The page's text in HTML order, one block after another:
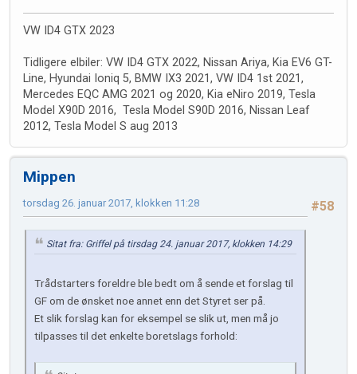
VW ID4 GTX 2023
Tidligere elbiler: VW ID4 GTX 2022, Nissan Ariya, Kia EV6 GT-
Line, Hyundai Ioniq 5, BMW IX3 2021, VW ID4 1st 2021,
Mercedes EQC AMG 2021 og 2020, Kia eNiro 2019, Tesla
Model X90D 2016, Tesla Model S90D 2016, Nissan Leaf
2012, Tesla Model S aug 2013
Mippen
#58
torsdag 26. januar 2017, klokken 11:28
Sitat fra: Griffel på tirsdag 24. januar 2017, klokken 14:29
Trådstarters foreldre ble bedt om å sende et forslag til
GF om de ønsket noe annet enn det Styret ser på.
Et slik forslag kan for eksempel se slik ut, men må jo
tilpasses til det enkelte boretslags forhold: